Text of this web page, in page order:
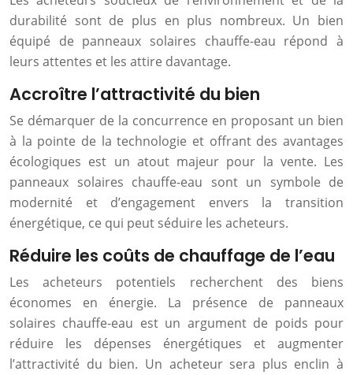
durabilité sont de plus en plus nombreux. Un bien
équipé de panneaux solaires chauffe-eau répond à
leurs attentes et les attire davantage.
Accroître l’attractivité du bien
Se démarquer de la concurrence en proposant un bien
à la pointe de la technologie et offrant des avantages
écologiques est un atout majeur pour la vente. Les
panneaux solaires chauffe-eau sont un symbole de
modernité et d’engagement envers la transition
énergétique, ce qui peut séduire les acheteurs.
Réduire les coûts de chauffage de l’eau
Les acheteurs potentiels recherchent des biens
économes en énergie. La présence de panneaux
solaires chauffe-eau est un argument de poids pour
réduire les dépenses énergétiques et augmenter
l’attractivité du bien. Un acheteur sera plus enclin à